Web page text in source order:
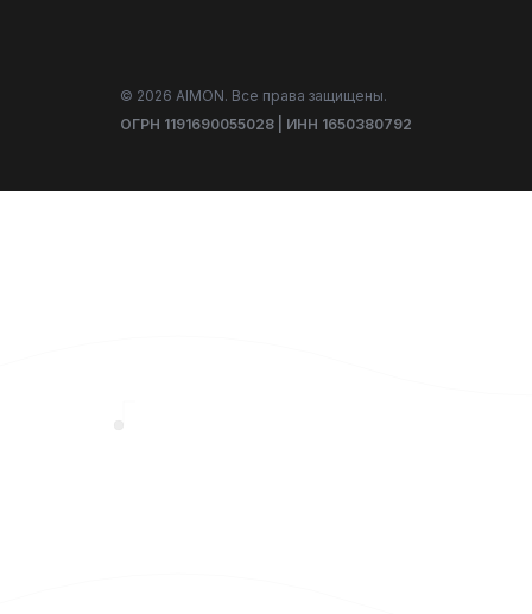
© 2026 AIMON. Все права защищены.
ОГРН 1191690055028 | ИНН 1650380792